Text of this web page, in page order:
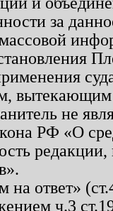
за
вытекающим
не
РФ «О
на ответ»
ч.3